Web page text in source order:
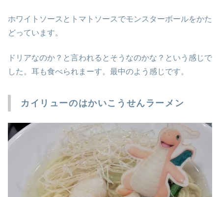
ホワイトソースとトマトソースでモンスターボールをかた
どっています。
ドリアなのか？と言われるとそうなのかな？という感じで
した。耳も食べられまーす。最中のよう感じです。
カイリューのはかいこうせんラーメン